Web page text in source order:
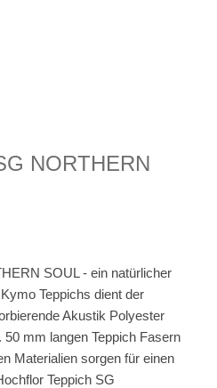
NORTHERN
SOUL - ein natürlicher
Teppichs dient der
Akustik Polyester
mm langen Teppich Fasern
Materialien sorgen für einen
Teppich SG